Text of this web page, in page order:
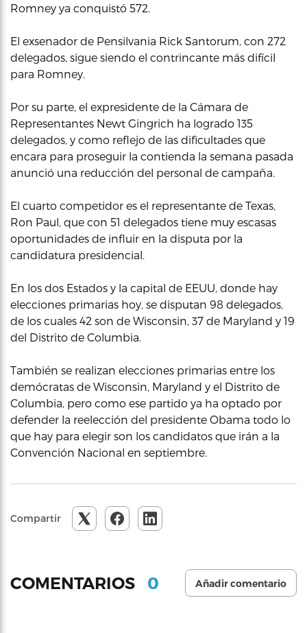
Romney ya conquistó 572.
El exsenador de Pensilvania Rick Santorum, con 272
delegados, sigue siendo el contrincante más difícil
para Romney.
Por su parte, el expresidente de la Cámara de
Representantes Newt Gingrich ha logrado 135
delegados, y como reflejo de las dificultades que
encara para proseguir la contienda la semana pasada
anunció una reducción del personal de campaña.
El cuarto competidor es el representante de Texas,
Ron Paul, que con 51 delegados tiene muy escasas
oportunidades de influir en la disputa por la
candidatura presidencial.
En los dos Estados y la capital de EEUU, donde hay
elecciones primarias hoy, se disputan 98 delegados,
de los cuales 42 son de Wisconsin, 37 de Maryland y 19
del Distrito de Columbia.
También se realizan elecciones primarias entre los
demócratas de Wisconsin, Maryland y el Distrito de
Columbia, pero como ese partido ya ha optado por
defender la reelección del presidente Obama todo lo
que hay para elegir son los candidatos que irán a la
Convención Nacional en septiembre.
Compartir
COMENTARIOS 0 Añadir comentario